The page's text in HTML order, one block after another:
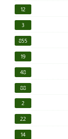
12
3
855
19
48
88
2
22
14